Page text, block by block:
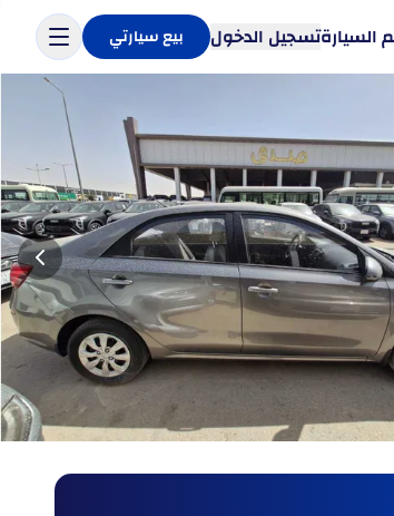
السيارةتسجيل الدخول بيع سيارتي